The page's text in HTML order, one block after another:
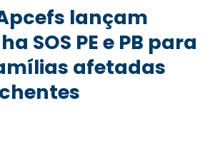
lançam
SOS PE e PB para
afetadas